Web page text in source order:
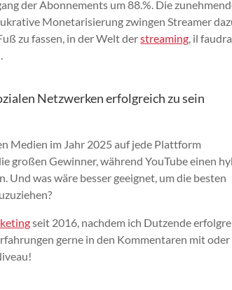
der Abonnements um 88.%. Die
Monetarisierung zwingen Streamer
zu fassen, in der Welt derstreaming, il
Netzwerken erfolgreich zu sein
Medien im Jahr 2025 auf jede Plattform
großen Gewinner, während YouTube einen
was wäre besser geeignet, um die besten
seit 2016, nachdem ich Dutzende
gerne in den Kommentaren mit oder